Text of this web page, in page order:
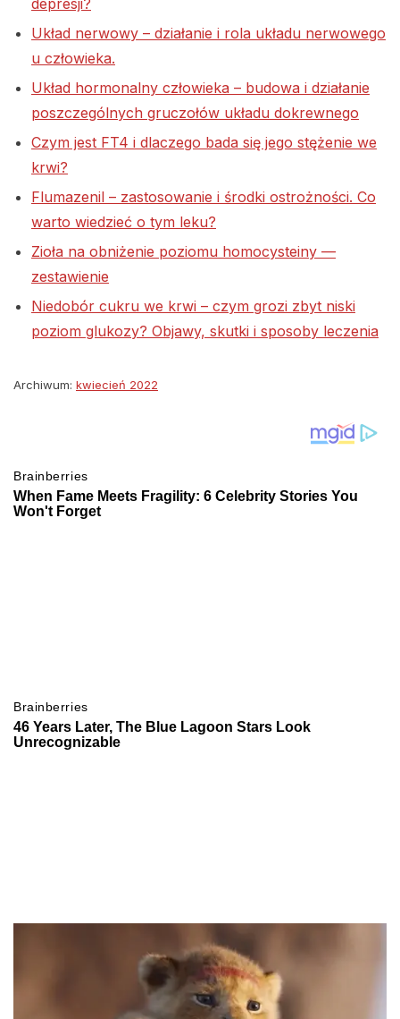
depresji?
Układ nerwowy – działanie i rola układu nerwowego
u człowieka.
Układ hormonalny człowieka – budowa i działanie
poszczególnych gruczołów układu dokrewnego
Czym jest FT4 i dlaczego bada się jego stężenie we
krwi?
Flumazenil – zastosowanie i środki ostrożności. Co
warto wiedzieć o tym leku?
Zioła na obniżenie poziomu homocysteiny —
zestawienie
Niedobór cukru we krwi – czym grozi zbyt niski
poziom glukozy? Objawy, skutki i sposoby leczenia
Archiwum: kwiecień 2022